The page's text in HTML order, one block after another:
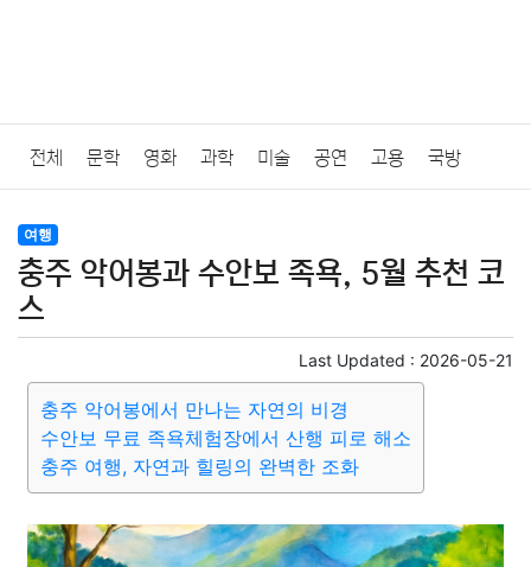
전체 문학 영화 과학 미술 공연 고용 국방
법률
질병 가요 방송 일상 주식 암호화폐 블록체인
미용 증권 인테리어
요리 상품리뷰 원예 금융 게임
대출 자동차 취미 여행 맛집
종교 사회 건강 의료 의학 경제 마케팅
여행
충주 악어봉과 수안보 족욕, 5월 추천 코
스
Last Updated : 2026-05-21
충주 악어봉에서 만나는 자연의 비경
수안보 무료 족욕체험장에서 산행 피로 해소
충주 여행, 자연과 힐링의 완벽한 조화